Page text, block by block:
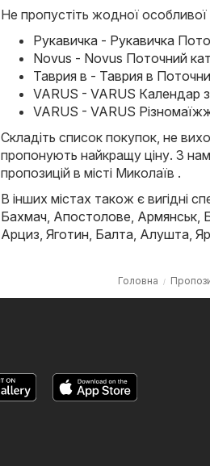
Не пропустіть жодної особливої
Рукавичка - Рукавичка
Novus - Novus Поточний
Таврия в - Таврия в
VARUS - VARUS Календар
VARUS - VARUS
Складіть список покупок, не
пропонують найкращу ціну. З
пропозицій в місті Миколаїв .
В інших містах також є вигідні
Бахмач Апостолове Армянськ
Арциз Яготин Балта Алушта
Головна